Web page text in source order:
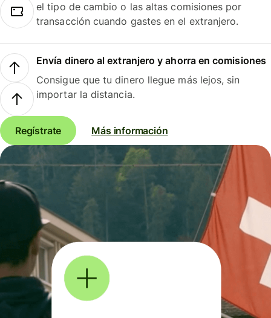
el tipo de cambio o las altas comisiones por
transacción cuando gastes en el extranjero.
Envía dinero al extranjero y ahorra en comisiones
Consigue que tu dinero llegue más lejos, sin
importar la distancia.
Regístrate Más información